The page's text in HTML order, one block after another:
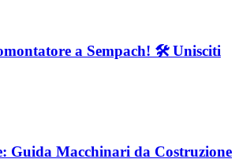
a Sempach! 🛠️ Unisciti
Guida Macchinari da Costruzione